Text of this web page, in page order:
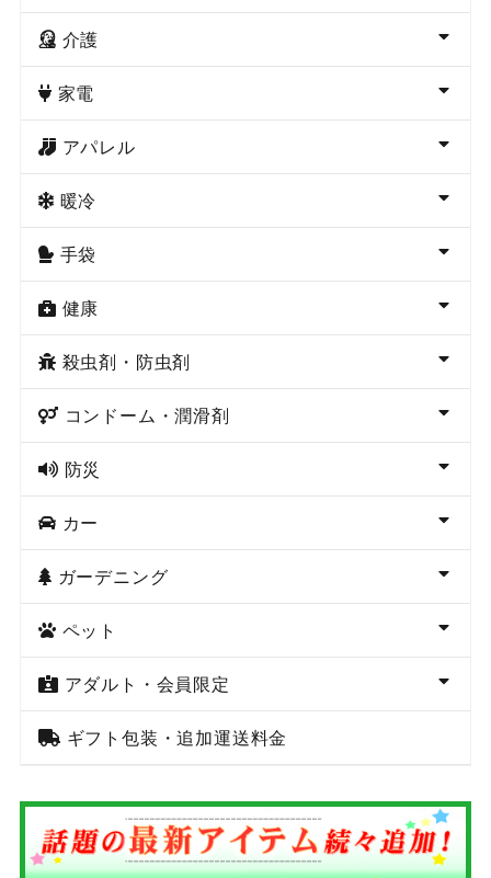
介護
家電
アパレル
暖冷
手袋
健康
殺虫剤・防虫剤
コンドーム・潤滑剤
防災
カー
ガーデニング
ペット
アダルト・会員限定
ギフト包装・追加運送料金